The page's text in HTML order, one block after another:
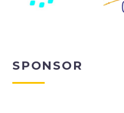
SPONSOR